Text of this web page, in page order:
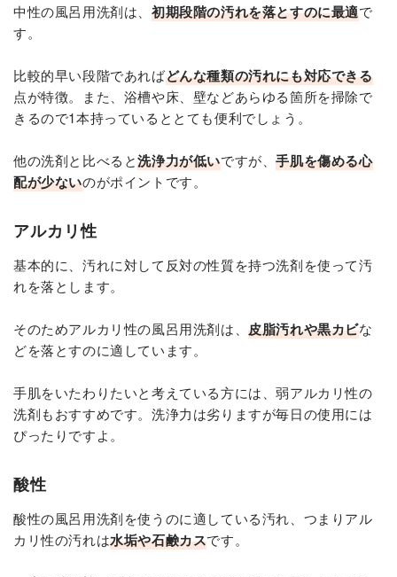
中性の風呂用洗剤は、 初期段階の汚れを落とすのに最適で
す。
比較的早い段階であればどんな種類の汚れにも対応できる
点が特徴。また、浴槽や床、壁などあらゆる箇所を掃除で
きるので1本持っているととても便利でしょう。
他の洗剤と比べると洗浄力が低いですが、手肌を傷める心
配が少ないのがポイントです。
アルカリ性
基本的に、汚れに対して反対の性質を持つ洗剤を使って汚
れを落とします。
そのためアルカリ性の風呂用洗剤は、皮脂汚れや黒カビな
どを落とすのに適しています。
手肌をいたわりたいと考えている方には、弱アルカリ性の
洗剤もおすすめです。洗浄力は劣りますが毎日の使用には
ぴったりですよ。
酸性
酸性の風呂用洗剤を使うのに適している汚れ、つまりアル
カリ性の汚れは水垢や石鹸カスです。